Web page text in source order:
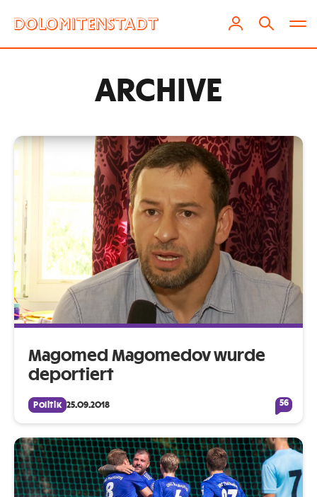
ARCHIVE
Magomed Magomedov wurde
deportiert
Politik 25.09.2018 56